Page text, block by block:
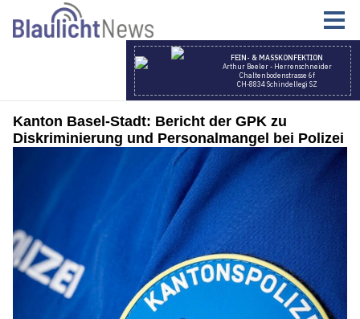
Kanton Basel-Stadt: Bericht der GPK zu
Diskriminierung und Personalmangel bei Polizei